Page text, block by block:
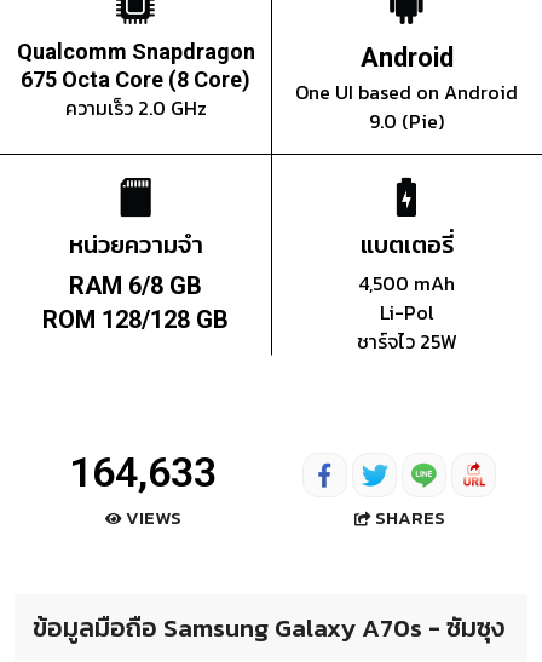
Qualcomm Snapdragon
675 Octa Core (8 Core)
ความเร็ว 2.0 GHz
Android
One UI based on Android
9.0 (Pie)
หน่วยความจำ
RAM 6/8 GB
ROM 128/128 GB
แบตเตอรี่
4,500 mAh
Li-Pol
ชาร์จไว 25W
164,633
VIEWS SHARES
ข้อมูลมือถือ Samsung Galaxy A70s - ซัมซุง